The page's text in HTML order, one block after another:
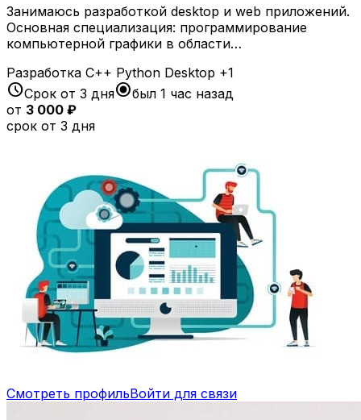
Занимаюсь разработкой desktop и web приложений.
Основная специализация: программирование
компьютерной графики в области…
Разработка C++ Python Desktop +1
scheduleСрок от 3 дняradio_button_checkedбыл 1 час назад
от 3 000 ₽
срок от 3 дня
Смотреть профильВойти для связи